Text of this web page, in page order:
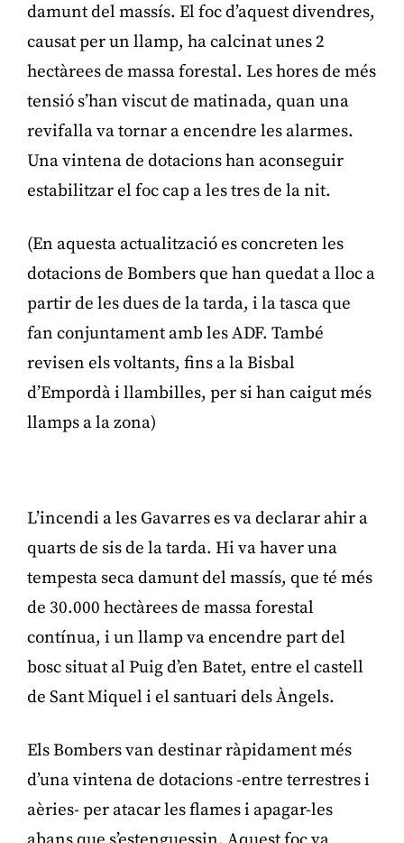
damunt del massís. El foc d’aquest divendres,
causat per un llamp, ha calcinat unes 2
hectàrees de massa forestal. Les hores de més
tensió s’han viscut de matinada, quan una
revifalla va tornar a encendre les alarmes.
Una vintena de dotacions han aconseguir
estabilitzar el foc cap a les tres de la nit.
(En aquesta actualització es concreten les
dotacions de Bombers que han quedat a lloc a
partir de les dues de la tarda, i la tasca que
fan conjuntament amb les ADF. També
revisen els voltants, fins a la Bisbal
d’Empordà i llambilles, per si han caigut més
llamps a la zona)
L’incendi a les Gavarres es va declarar ahir a
quarts de sis de la tarda. Hi va haver una
tempesta seca damunt del massís, que té més
de 30.000 hectàrees de massa forestal
contínua, i un llamp va encendre part del
bosc situat al Puig d’en Batet, entre el castell
de Sant Miquel i el santuari dels Àngels.
Els Bombers van destinar ràpidament més
d’una vintena de dotacions -entre terrestres i
aèries- per atacar les flames i apagar-les